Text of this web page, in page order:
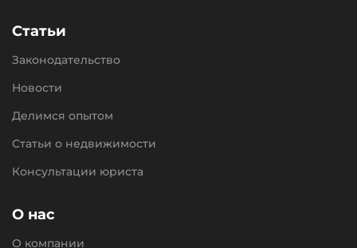
Статьи
Законодательство
Новости
Делимся опытом
Статьи о недвижимости
Консультации юриста
О нас
О компании